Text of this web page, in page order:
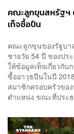
คณะลูกขุนสหรัฐฯ
เท็จซื้อปืน
คณะลูกขุนของรัฐบา
ชายวัย 54 ปี ของปร
ให้ข้อมูลเท็จเกี่ยวกับ
ซื้ออาวุธปืนในปี
สมาชิกครอบครัวขอ
ตำแหน่ง ขณะที่ประธ